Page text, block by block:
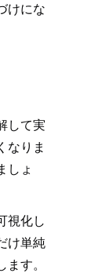
けにな
して実
なりま
しょ
視化し
け単純
す。